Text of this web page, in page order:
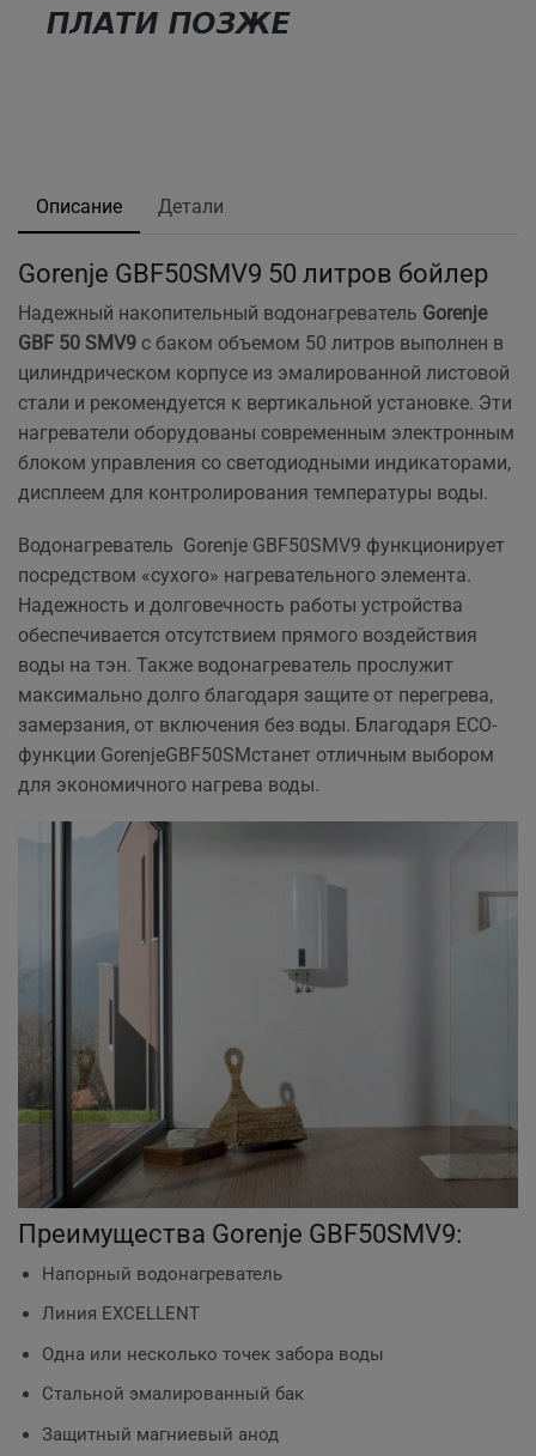
Описание Детали
Gorenje GBF50SMV9 50 литров бойлер
Надежный накопительный водонагреватель Gorenje
GBF 50 SMV9 с баком объемом 50 литров выполнен в
цилиндрическом корпусе из эмалированной листовой
стали и рекомендуется к вертикальной установке. Эти
нагреватели оборудованы современным электронным
блоком управления со светодиодными индикаторами,
дисплеем для контролирования температуры воды.
Водонагреватель Gorenje GBF50SMV9 функционирует
посредством «сухого» нагревательного элемента.
Надежность и долговечность работы устройства
обеспечивается отсутствием прямого воздействия
воды на тэн. Также водонагреватель прослужит
максимально долго благодаря защите от перегрева,
замерзания, от включения без воды. Благодаря ECO-
функции GorenjeGBF50SMстанет отличным выбором
для экономичного нагрева воды.
Преимущества Gorenje GBF50SMV9:
Напорный водонагреватель
Линия EXCELLENT
Одна или несколько точек забора воды
Стальной эмалированный бак
Защитный магниевый анод